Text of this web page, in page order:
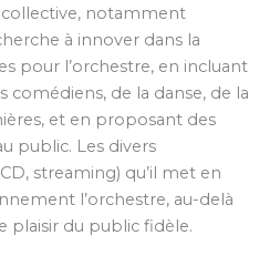
notamment
à innover dans la
pour l’orchestre, en incluant
comédiens, de la danse, de la
et en proposant des
public. Les divers
streaming) qu’il met en
l’orchestre, au-delà
plaisir du public fidèle.